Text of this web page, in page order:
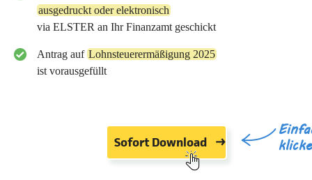
ausgedruckt oder elektronisch
via ELSTER an Ihr Finanzamt geschickt
Antrag auf Lohnsteuerermäßigung 2025
ist vorausgefüllt
Sofort Download